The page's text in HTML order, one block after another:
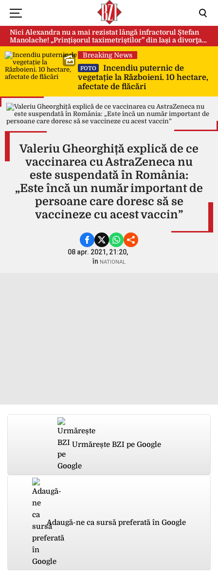
Nici Alexandra nu a mai rezistat lângă infractorul Ștefan
Manolache! „Prințișorul taximetriștilor” din Iași a divorţat
după doi ani de căsnicie
Breaking News
FOTO
Incendiu puternic de
vegetație la Războieni. 10 hectare,
afectate de flăcări
Valeriu Gheorghiță explică de ce
vaccinarea cu AstraZeneca nu
este suspendată în România:
„Este încă un număr important de
persoane care doresc să se
vaccineze cu acest vaccin”
08 apr. 2021, 21:20,
în NATIONAL
Urmărește BZI pe Google
Adaugă-ne ca sursă preferată în Google